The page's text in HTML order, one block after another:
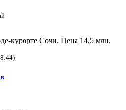
курорте Сочи. Цена 14,5 млн.